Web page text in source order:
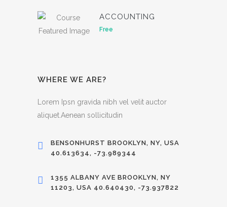
ACCOUNTING
Free
WHERE WE ARE?
Lorem Ipsn gravida nibh vel velit auctor
aliquet.Aenean sollicitudin
BENSONHURST BROOKLYN, NY, USA
40.613634, -73.989344
1355 ALBANY AVE BROOKLYN, NY
11203, USA 40.640430, -73.937822